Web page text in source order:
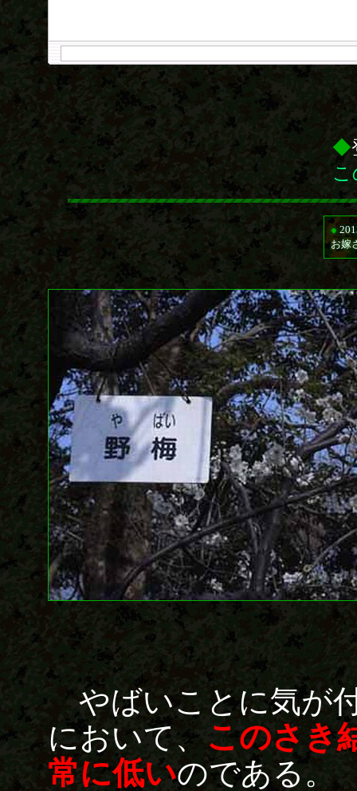
◆
こ
●
お嫁
やばいことに気が
において、 このさき
常に低いのである。